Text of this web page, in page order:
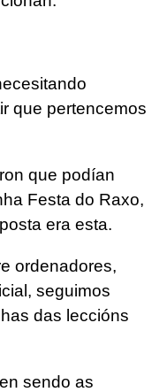
que pertencemos
que podían
Festa do Raxo,
era esta.
ordenadores,
seguimos
das leccións
sendo as